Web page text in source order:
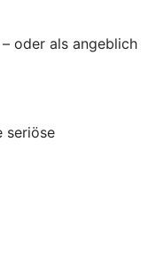
oder als angeblich
seriöse